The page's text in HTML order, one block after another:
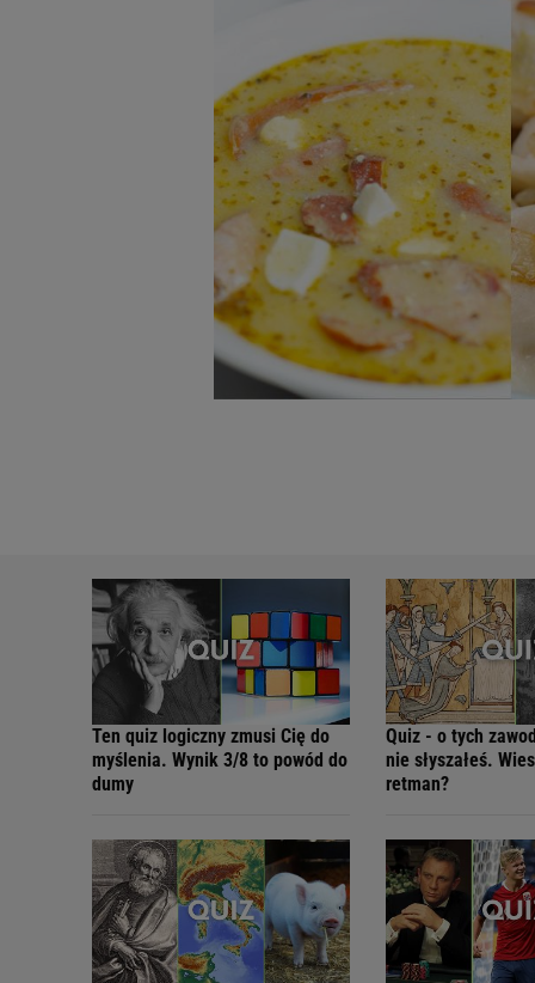
Ten quiz logiczny zmusi Cię do
myślenia. Wynik 3/8 to powód do
dumy
Quiz - o tych
nie słyszałeś.
retman?
badnie odbiorców i